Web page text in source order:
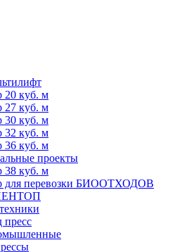
20 куб. м
27 куб. м
30 куб. м
32 куб. м
36 куб. м
проекты
38 куб. м
для перевозки БИООТХОДОВ
пресс